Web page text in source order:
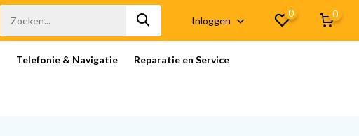
Inloggen
0 0
Telefonie & Navigatie Reparatie en Service